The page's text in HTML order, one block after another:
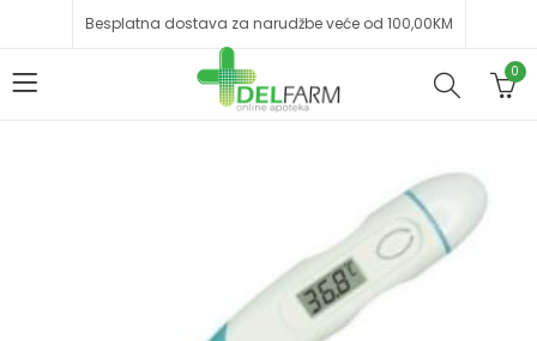
Besplatna dostava za narudžbe veće od 100,00KM
0